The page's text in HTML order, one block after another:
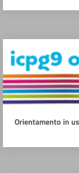
Orientamento in